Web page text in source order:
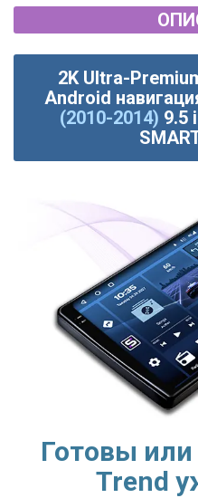
2K Ultra-
Android
(2010-2014) 9.5
Готовы или
Trend